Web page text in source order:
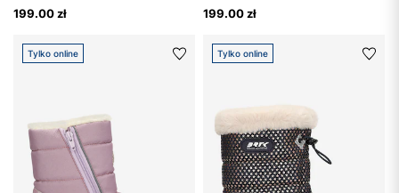
199.00 zł
199.00 zł
Tylko online Tylko online